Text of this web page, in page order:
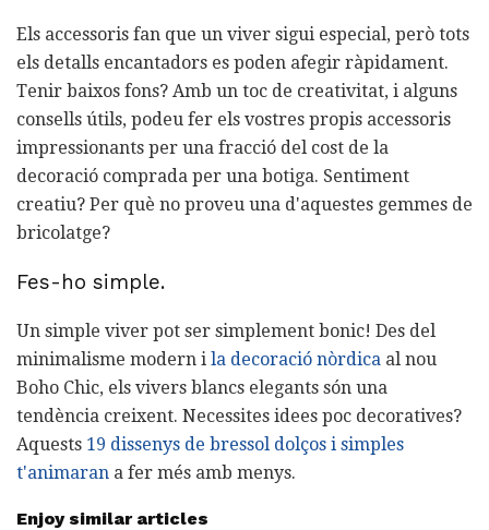
Els accessoris fan que un viver sigui especial, però tots
els detalls encantadors es poden afegir ràpidament.
Tenir baixos fons? Amb un toc de creativitat, i alguns
consells útils, podeu fer els vostres propis accessoris
impressionants per una fracció del cost de la
decoració comprada per una botiga. Sentiment
creatiu? Per què no proveu una d'aquestes gemmes de
bricolatge?
Fes-ho simple.
Un simple viver pot ser simplement bonic! Des del
minimalisme modern i la decoració nòrdica al nou
Boho Chic, els vivers blancs elegants són una
tendència creixent. Necessites idees poc decoratives?
Aquests 19 dissenys de bressol dolços i simples
t'animaran a fer més amb menys.
Enjoy similar articles